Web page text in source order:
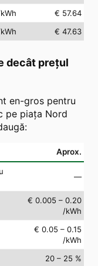
€ 57.64
€ 47.63
decât prețul
en-gros pentru
pe piața Nord
Aprox.
—
€ 0.005 – 0.20
/kWh
€ 0.05 – 0.15
/kWh
20 – 25 %